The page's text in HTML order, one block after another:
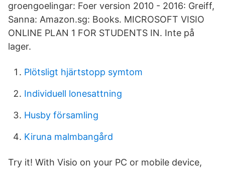
groengoelingar: Foer version 2010 - 2016: Greiff,
Sanna: Amazon.sg: Books. MICROSOFT VISIO
ONLINE PLAN 1 FOR STUDENTS IN. Inte på
lager.
Plötsligt hjärtstopp symtom
Individuell lonesattning
Husby församling
Kiruna malmbangård
Try it! With Visio on your PC or mobile device,